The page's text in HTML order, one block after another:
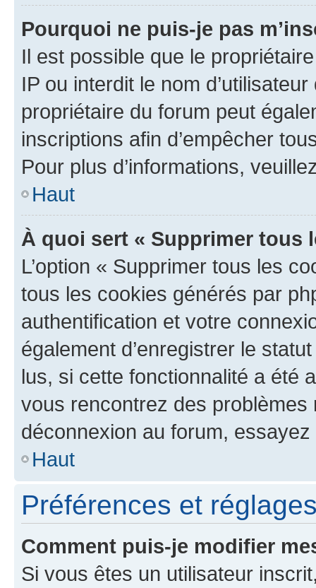
Pourquoi ne puis-je pas
Il est possible que le
IP ou interdit le nom
propriétaire du forum peut
inscriptions afin d’empêcher
Pour plus d’informations,
Haut
À quoi sert « Supprimer tous
L’option « Supprimer tous les
tous les cookies générés par
authentification et votre
également d’enregistrer le
lus, si cette fonctionnalité a été
vous rencontrez des
déconnexion au forum,
Haut
Préférences et
Comment puis-je modifier
Si vous êtes un utilisateur